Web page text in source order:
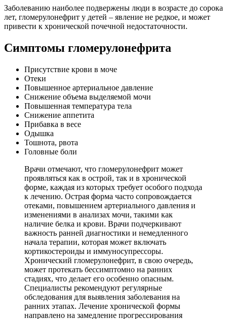
Заболеванию наиболее подвержены люди в возрасте до сорока
лет, гломерулонефрит у детей – явление не редкое, и может
привести к хронической почечной недостаточности.
Симптомы гломерулонефрита
Присутствие крови в моче
Отеки
Повышенное артериальное давление
Снижение объема выделяемой мочи
Повышенная температура тела
Снижение аппетита
Прибавка в весе
Одышка
Тошнота, рвота
Головные боли
Врачи отмечают, что гломерулонефрит может
проявляться как в острой, так и в хронической
форме, каждая из которых требует особого подхода
к лечению. Острая форма часто сопровождается
отеками, повышением артериального давления и
изменениями в анализах мочи, такими как
наличие белка и крови. Врачи подчеркивают
важность ранней диагностики и немедленного
начала терапии, которая может включать
кортикостероиды и иммуносупрессоры.
Хронический гломерулонефрит, в свою очередь,
может протекать бессимптомно на ранних
стадиях, что делает его особенно опасным.
Специалисты рекомендуют регулярные
обследования для выявления заболевания на
ранних этапах. Лечение хронической формы
направлено на замедление прогрессирования